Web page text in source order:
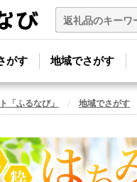
がす 地域でさがす
「ふるなび」 地域でさがす